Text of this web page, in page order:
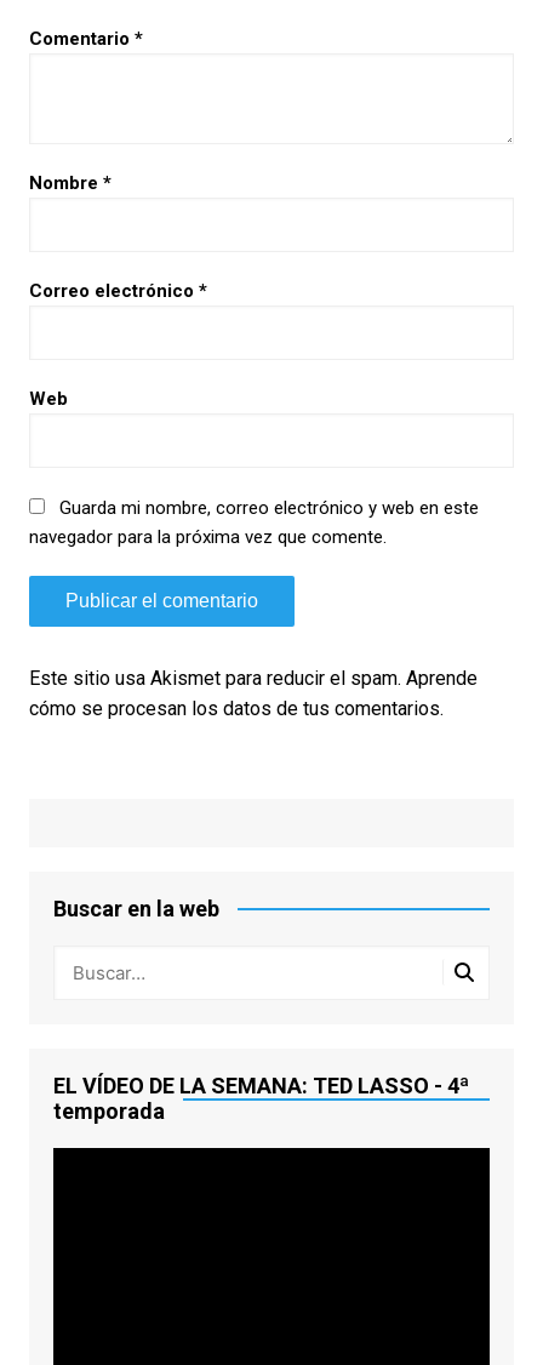
Comentario *
Nombre *
Correo electrónico *
Web
Guarda mi nombre, correo electrónico y web en este
navegador para la próxima vez que comente.
Este sitio usa Akismet para reducir el spam. Aprende
cómo se procesan los datos de tus comentarios.
Buscar en la web
EL VÍDEO DE LA SEMANA: TED LASSO - 4ª
temporada